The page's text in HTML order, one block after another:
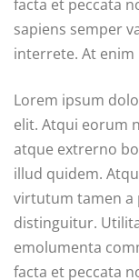
facta et peccata
sapiens semper
interrete. At
Lorem ipsum
elit. Atqui eorum
atque extrerno
illud quidem.
virtutum tamen a
distinguitur.
emolumenta
facta et peccata